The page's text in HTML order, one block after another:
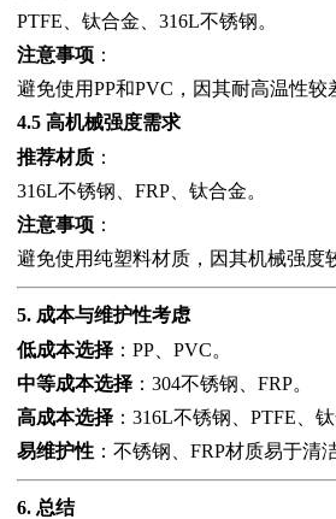
PTFE、钛合金、316L不锈钢。
注意事项 ：
避免使用PP和PVC，因其耐高温性较
4.5 高机械强度需求
推荐材质 ：
316L不锈钢、FRP、钛合金。
注意事项 ：
避免使用纯塑料材质，因其机械强度
5. 成本与维护性考虑
低成本选择 ：PP、PVC。
中等成本选择 ：304不锈钢、FRP。
高成本选择 ：316L不锈钢、PTFE、钛
易维护性 ：不锈钢、FRP材质易于清
6. 总结